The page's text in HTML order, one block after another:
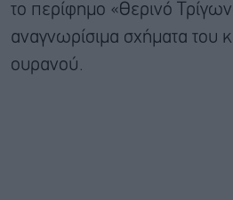
το περίφημο «Θερινό
αναγνωρίσιμα σχήματα του
ουρανού.